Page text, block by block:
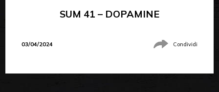
SUM 41 – DOPAMINE
03/04/2024 Condividi